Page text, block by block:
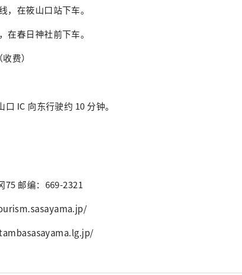
，在筱山口站下车。
在春日神社前下车。
费）
IC 向东行驶约 10 分钟。
75 邮编：669-2321